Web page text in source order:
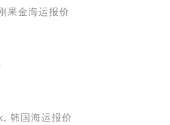
果金海运报价
韩国海运报价